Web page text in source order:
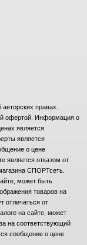
правах.
офертой. Информация о
является
является
о цене
является отказом от
СПОРТсеть.
может быть
товаров на
отличаться от
на сайте, может
на соответствующий
сообщение о цене